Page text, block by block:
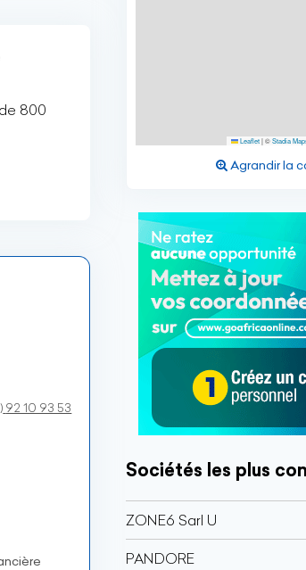
800
92 10 93 53
Leaflet|©Stadia
Agrandir la
Sociétés les plus
ZONE6 Sarl U
PANDORE